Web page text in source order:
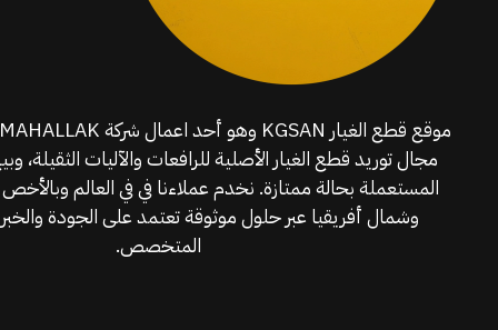
مجال توريد قطع الغيار الأصلية للرافعات والآليات الثقيلة،
المستعملة بحالة ممتازة. نخدم عملاءنا في في العالم
وشمال أفريقيا عبر حلول موثوقة تعتمد على الجودة
المتخصص.